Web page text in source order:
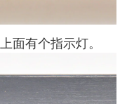
面有个指示灯。